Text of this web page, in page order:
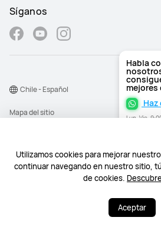
Utilizamos cookies para mejorar
continuar navegando en nuestro sitio,
de cookies.
Aceptar
Habla
mejores
Lun–Vie,
Síganos
©2026 Huawei Device Co., Ltd. Todos los
Mapa del sitio
Declaración de privacidad
Chile - Español
¿Necesitas ayuda?
¿Necesitas ayuda?